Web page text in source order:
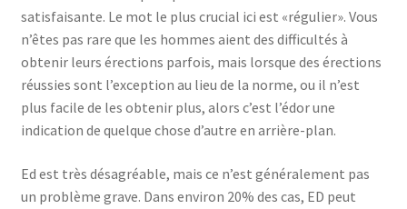
satisfaisante. Le mot le plus crucial ici est «régulier». Vous
n’êtes pas rare que les hommes aient des difficultés à
obtenir leurs érections parfois, mais lorsque des érections
réussies sont l’exception au lieu de la norme, ou il n’est
plus facile de les obtenir plus, alors c’est l’édor une
indication de quelque chose d’autre en arrière-plan.
Ed est très désagréable, mais ce n’est généralement pas
un problème grave. Dans environ 20% des cas, ED peut